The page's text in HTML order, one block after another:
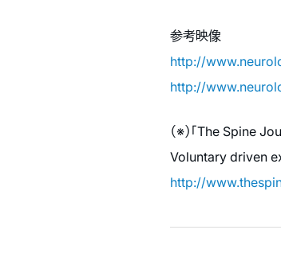
参考映像
http://
http://
（※）「The Spine
Voluntary driven
http://